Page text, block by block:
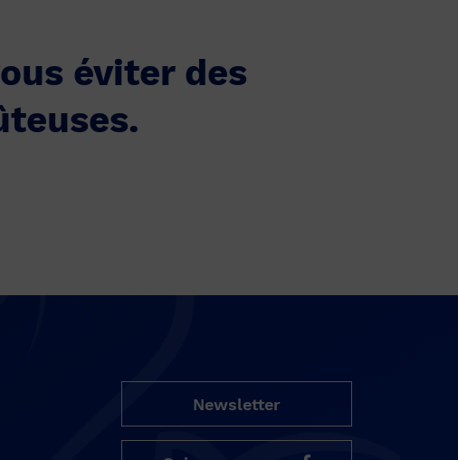
éviter des
Newsletter